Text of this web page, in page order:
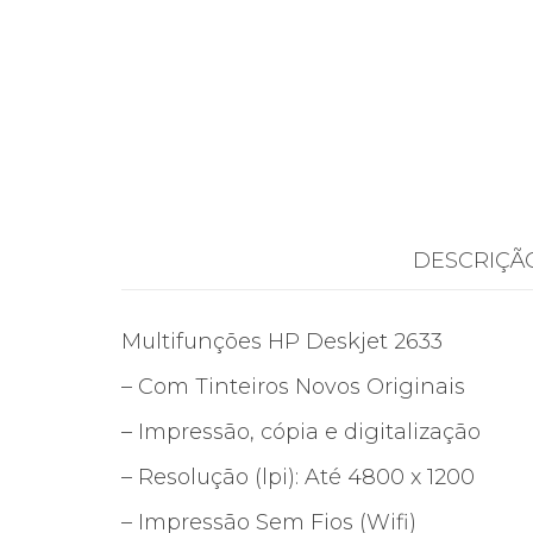
Multifunções HP Deskjet 2633
– Com Tinteiros Novos Originais
– Impressão, cópia e digitalização
– Resolução (lpi): Até 4800 x 1200
– Impressão Sem Fios (Wifi)